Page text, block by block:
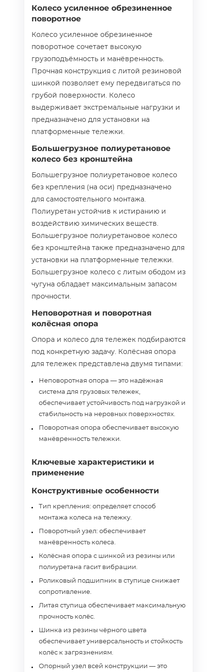
Колесо усиленное обрезиненное
поворотное
Колесо усиленное обрезиненное
поворотное сочетает высокую
грузоподъёмность и манёвренность.
Прочная конструкция с литой резиновой
шинкой позволяет ему передвигаться по
грубой поверхности. Колесо
выдерживает экстремальные нагрузки и
предназначено для установки на
платформенные тележки.
Большегрузное полиуретановое
колесо без кронштейна
Большегрузное полиуретановое колесо
без крепления (на оси) предназначено
для самостоятельного монтажа.
Полиуретан устойчив к истиранию и
воздействию химических веществ.
Большегрузное полиуретановое колесо
без кронштейна также предназначено для
установки на платформенные тележки.
Большегрузное колесо с литым ободом из
чугуна обладает максимальным запасом
прочности.
Неповоротная и поворотная
колёсная опора
Опора и колесо для тележек подбираются
под конкретную задачу. Колёсная опора
для тележек представлена двумя типами:
Неповоротная опора — это надёжная
система для грузовых тележек,
обеспечивает устойчивость под нагрузкой и
стабильность на неровных поверхностях.
Поворотная опора обеспечивает высокую
манёвренность тележки.
Ключевые характеристики и
применение
Конструктивные особенности
Тип крепления: определяет способ
монтажа колеса на тележку.
Поворотный узел: обеспечивает
манёвренность колеса.
Колёсная опора с шинкой из резины или
полиуретана гасит вибрации.
Роликовый подшипник в ступице снижает
сопротивление.
Литая ступица обеспечивает максимальную
прочность колёс.
Шинка из резины чёрного цвета
обеспечивает универсальность и стойкость
колёс к загрязнениям.
Опорный узел всей конструкции — это